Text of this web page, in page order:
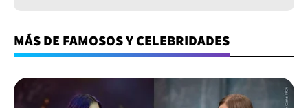
MÁS DE FAMOSOS Y CELEBRIDADES